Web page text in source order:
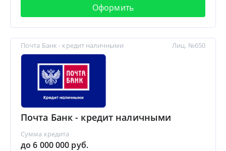
Оформить
Почта Банк - кредит наличными
Почта Банк - кредит наличными
Сумма кредита
до 6 000 000 руб.
Лиц. №650